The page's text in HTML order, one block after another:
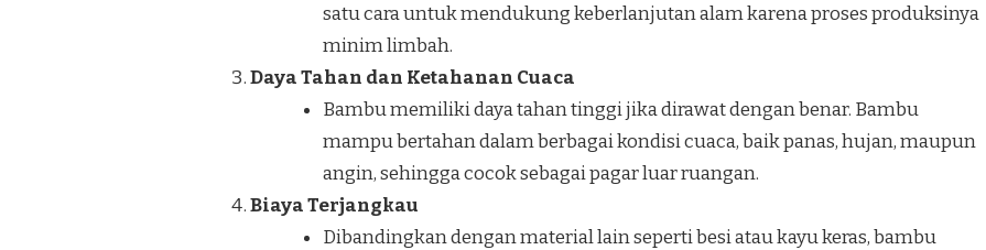
satu cara untuk mendukung keberlanjutan alam karena proses produksinya
minim limbah.
Daya Tahan dan Ketahanan Cuaca
Bambu memiliki daya tahan tinggi jika dirawat dengan benar. Bambu
mampu bertahan dalam berbagai kondisi cuaca, baik panas, hujan, maupun
angin, sehingga cocok sebagai pagar luar ruangan.
Biaya Terjangkau
Dibandingkan dengan material lain seperti besi atau kayu keras, bambu